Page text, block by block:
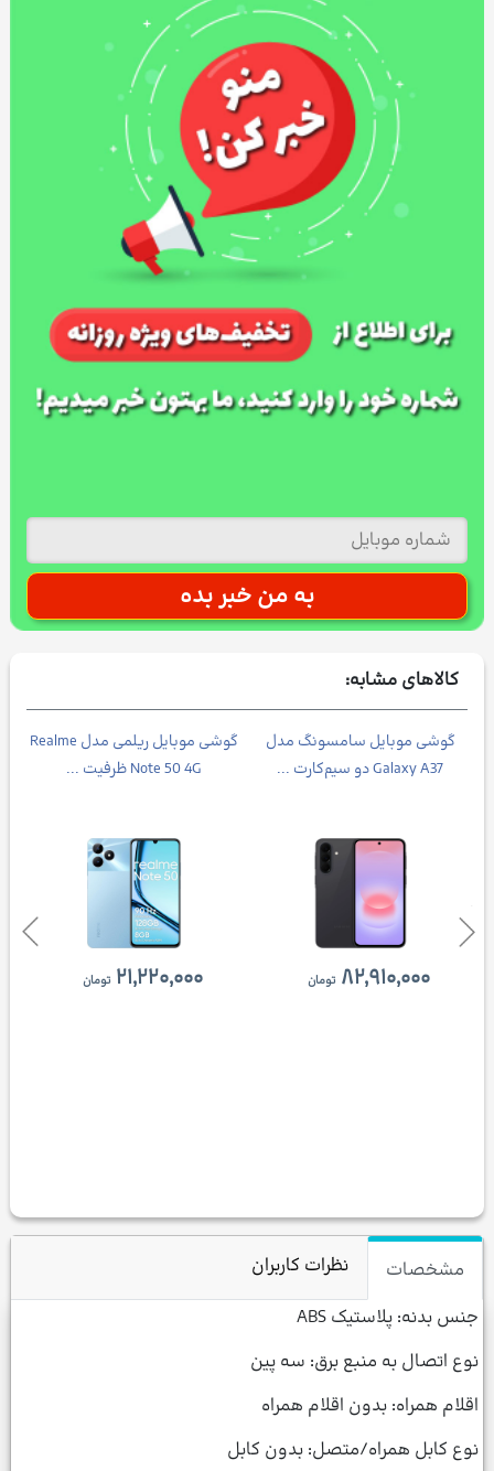
کالاهای مشابه:
گوشی موبایل ریلمی مدل Realme
Note 50 4G ظرفیت ...
۲۱,۲۲۰,۰۰۰ تومان
گوشی موبایل سامسونگ مدل
Galaxy A37 دو سیم‌کارت ...
۸۲,۹۱۰,۰۰۰ تومان
مشخصات
نظرات کاربران
جنس بدنه: پلاستیک ABS
نوع اتصال به منبع برق: سه پین
اقلام همراه: بدون اقلام همراه
نوع کابل همراه/متصل: بدون کابل